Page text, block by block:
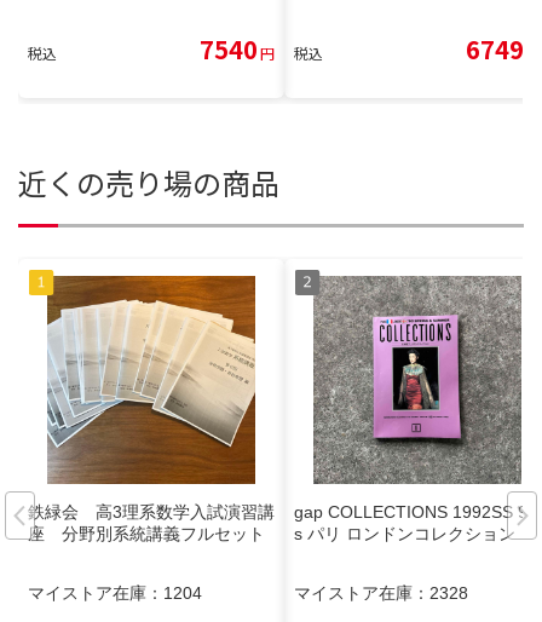
税込 7540円 税込 6749
近くの売り場の商品
鉄緑会 高3理系数学入試演習講
座 分野別系統講義フルセット
マイストア在庫： 1204
gap COLLECTIONS 1992SS 90
s パリ ロンドンコレクション
マイストア在庫： 2328